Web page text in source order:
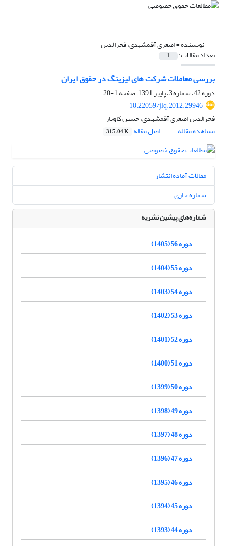
نویسنده =اصغری آقمشهدی، فخرالدین
تعداد مقالات: 1
بررسی معاملات شرکت های لیزینگ در حقوق ایران
دوره 42، شماره 3، پاییز 1391، صفحه
1-20
10.22059/jlq.2012.29946
فخرالدین اصغری آقمشهدی، حسین کاویار
مشاهده مقاله
اصل مقاله 315.04 K
مقالات آماده انتشار
شماره جاری
شماره‌های پیشین نشریه
دوره 56 (1405)
دوره 55 (1404)
دوره 54 (1403)
دوره 53 (1402)
دوره 52 (1401)
دوره 51 (1400)
دوره 50 (1399)
دوره 49 (1398)
دوره 48 (1397)
دوره 47 (1396)
دوره 46 (1395)
دوره 45 (1394)
دوره 44 (1393)